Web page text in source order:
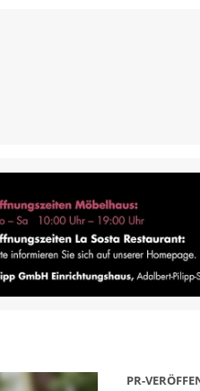
an
PR-